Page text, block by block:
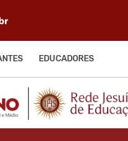
EDUCADORES